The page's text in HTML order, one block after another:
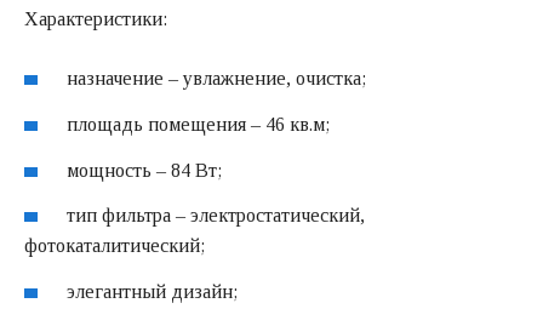
Характеристики:
назначение – увлажнение, очистка;
площадь помещения – 46 кв.м;
мощность – 84 Вт;
тип фильтра – электростатический,
фотокаталитический;
элегантный дизайн;